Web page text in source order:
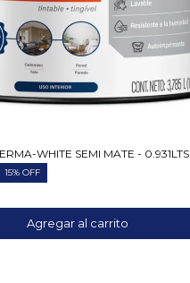
WHITE SEMI MATE - 0.931LTS
15